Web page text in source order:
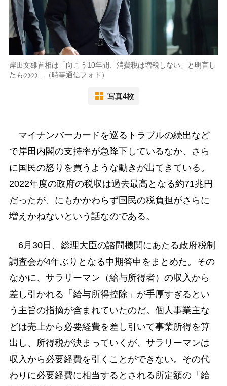
岸田文雄首相は「向こう10年間、消費税は増税しない」と明言し
たものの…（時事通信フォト）
写真4枚
マイナンバーカードを巡るトラブルの続出など
で岸田内閣の支持率が急降下しているなか、さら
に国民の怒りを買うような動きが出てきている。
2022年度の政府の税収は過去最高となる約71兆円
だったが、にもかかわらず国民の税負担がさらに
増えかねないという話なのである。
6月30日、総理大臣の諮問機関にあたる政府税制
調査会が4年ぶりとなる中期答申をまとめた。その
なかに、サラリーマン（給与所得者）の収入から
差し引かれる「給与所得控除」が手厚すぎるとい
う主旨の指摘が含まれていたのだ。個人事業主な
どは売上から必要経費を差し引いて事業所得を算
出し、所得税が決まっていくが、サラリーマンは
収入から必要経費を引くことができない。その代
わりに必要経費に相当するとされる所定額の「給